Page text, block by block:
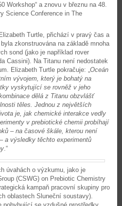
Workshop“ a znovu v březnu na 48.
Science Conference in The
Turtle, přichází v pravý čas a
zkonstruována na základě mnoha
sond (jako je například rover
Cassini). Na Titanu není nedostatek
Elizabeth Turtle pokračuje: „Oceán
vývojem, který je bohatý na
vyskytující se rovněž v jeho
dělá z Titanu obzvlášť
těles. Jednou z největších
je, jak chemické interakce vedly
v prebiotické chemii probíhají
– na časové škále, kterou není
a výsledky těchto experimentů
.“
úvahách o výzkumu, jako je
(CSWG) on Prebiotic Chemistry
kampaň pracovní skupiny pro
oblastech Sluneční soustavy).